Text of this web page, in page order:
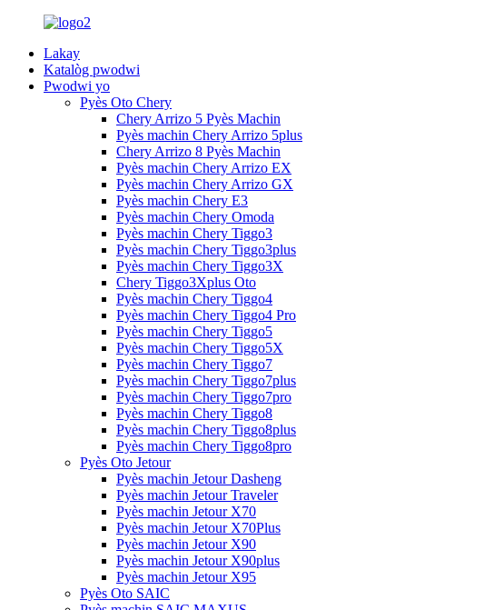
Lakay
Katalòg pwodwi
Pwodwi yo
Pyès Oto Chery
Chery Arrizo 5 Pyès Machin
Pyès machin Chery Arrizo 5plus
Chery Arrizo 8 Pyès Machin
Pyès machin Chery Arrizo EX
Pyès machin Chery Arrizo GX
Pyès machin Chery E3
Pyès machin Chery Omoda
Pyès machin Chery Tiggo3
Pyès machin Chery Tiggo3plus
Pyès machin Chery Tiggo3X
Chery Tiggo3Xplus Oto
Pyès machin Chery Tiggo4
Pyès machin Chery Tiggo4 Pro
Pyès machin Chery Tiggo5
Pyès machin Chery Tiggo5X
Pyès machin Chery Tiggo7
Pyès machin Chery Tiggo7plus
Pyès machin Chery Tiggo7pro
Pyès machin Chery Tiggo8
Pyès machin Chery Tiggo8plus
Pyès machin Chery Tiggo8pro
Pyès Oto Jetour
Pyès machin Jetour Dasheng
Pyès machin Jetour Traveler
Pyès machin Jetour X70
Pyès machin Jetour X70Plus
Pyès machin Jetour X90
Pyès machin Jetour X90plus
Pyès machin Jetour X95
Pyès Oto SAIC